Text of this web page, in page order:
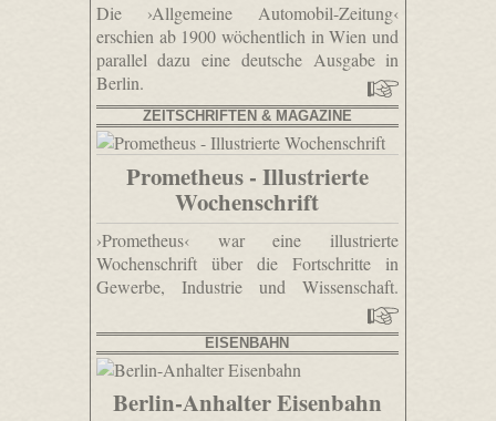
Die ›Allgemeine Automobil-Zeitung‹
erschien ab 1900 wöchentlich in Wien und
parallel dazu eine deutsche Ausgabe in
Berlin.
ZEITSCHRIFTEN & MAGAZINE
Prometheus - Illustrierte
Wochenschrift
›Prometheus‹ war eine illustrierte
Wochenschrift über die Fortschritte in
Gewerbe, Industrie und Wissenschaft.
EISENBAHN
Berlin-Anhalter Eisenbahn